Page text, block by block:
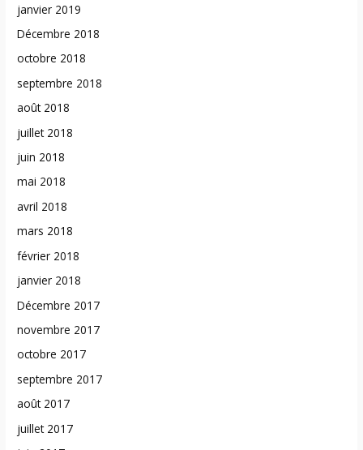
janvier 2019
Décembre 2018
octobre 2018
septembre 2018
août 2018
juillet 2018
juin 2018
mai 2018
avril 2018
mars 2018
février 2018
janvier 2018
Décembre 2017
novembre 2017
octobre 2017
septembre 2017
août 2017
juillet 2017